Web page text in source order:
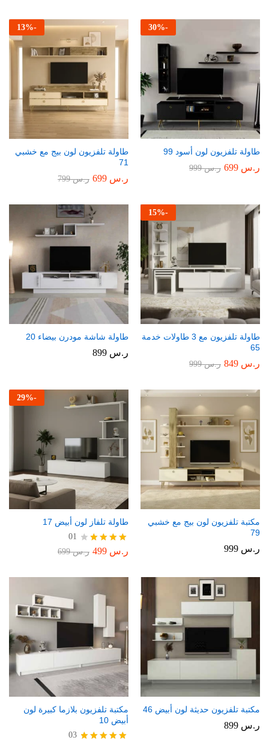
-
30%
طاولة تلفزيون لون أسود 99
ر.س ر.س999
-
13%
طاولة تلفزيون لون بيج مع خشبي
71
ر.س ر.س799
-
15%
طاولة تلفزيون مع 3 طاولات خدمة
65
ر.س ر.س999
طاولة شاشة مودرن بيضاء 20
ر.س
مكتبة تلفزيون لون بيج مع خشبي
79
ر.س
-
29%
طاولة تلفاز لون أبيض 17
تم
من 5
01
ر.س ر.س699
مكتبة تلفزيون حديثة لون أبيض 46
ر.س
مكتبة تلفزيون بلازما كبيرة لون
أبيض 10
03